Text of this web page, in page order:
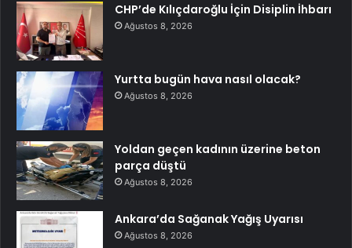
CHP’de Kılıçdaroğlu İçin Disiplin İhbarı
Ağustos 8, 2026
Yurtta bugün hava nasıl olacak?
Ağustos 8, 2026
Yoldan geçen kadının üzerine beton
parça düştü
Ağustos 8, 2026
Ankara’da Sağanak Yağış Uyarısı
Ağustos 8, 2026